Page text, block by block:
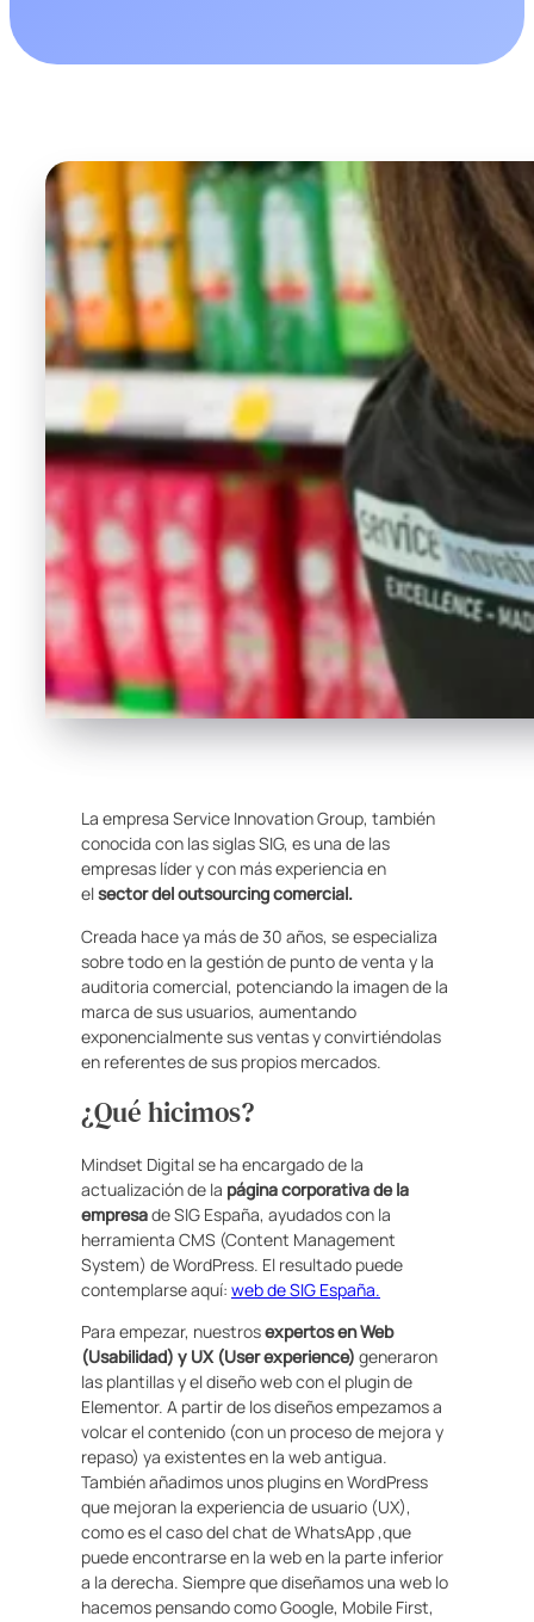
La empresa Service Innovation Group, también
conocida con las siglas SIG, es una de las
empresas líder y con más experiencia en
elsector del outsourcing comercial.
Creada hace ya más de 30 años, se especializa
sobre todo en la gestión de punto de venta y la
auditoria comercial, potenciando la imagen de la
marca de sus usuarios, aumentando
exponencialmente sus ventas y convirtiéndolas
en referentes de sus propios mercados.
¿Qué hicimos?
Mindset Digital se ha encargado de la
actualización de la página corporativa de la
empresade SIG España, ayudados con la
herramienta CMS (Content Management
System) de WordPress. El resultado puede
contemplarse aquí: web de SIG España.
Para empezar, nuestrosexpertos en Web
(Usabilidad) y UX (User experience) generaron
las plantillas y el diseño web con el plugin de
Elementor. A partir de los diseños empezamos a
volcar el contenido (con un proceso de mejora y
repaso) ya existentes en la web antigua.
También añadimos unos plugins en WordPress
que mejoran la experiencia de usuario (UX),
como es el caso del chat de WhatsApp ,que
puede encontrarse en la web en la parte inferior
a la derecha. Siempre que diseñamos una web lo
hacemos pensando como Google, Mobile First,